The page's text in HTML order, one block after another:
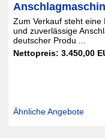
Zum Verkauf steht eine
und zuverlässige
deutscher Produ ...
Nettopreis: 3.450,00
Ähnliche Angebote